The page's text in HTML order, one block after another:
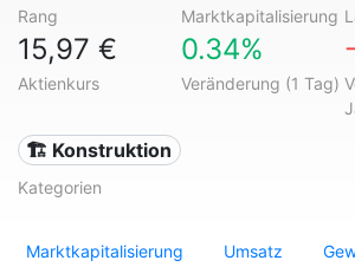
Rang Marktkapitalisierung
15,97 €
Aktienkurs
0.34%
Veränderung (1 Tag)
🏗 Konstruktion
Kategorien
Marktkapitalisierung Umsatz